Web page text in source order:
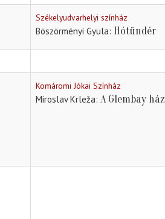
Székelyudvarhelyi színház
Böszörményi Gyula Hótündér
Komáromi Jókai Színház
Miroslav Krleža A Glembay ház